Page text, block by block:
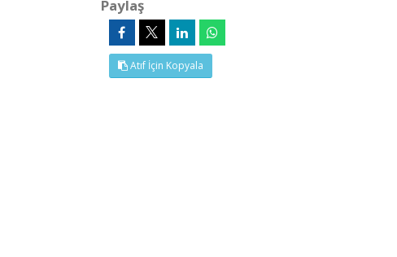
Paylaş
Atıf İçin Kopyala